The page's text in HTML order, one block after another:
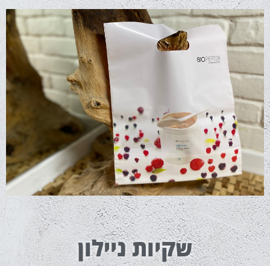
שקיות ניילון
שקיות ניילון